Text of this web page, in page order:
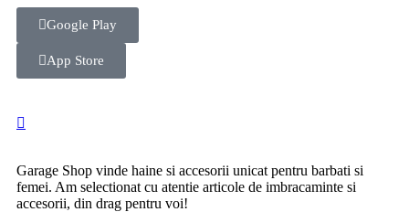
Google Play
App Store
Garage Shop vinde haine si accesorii unicat pentru barbati si
femei. Am selectionat cu atentie articole de imbracaminte si
accesorii, din drag pentru voi!